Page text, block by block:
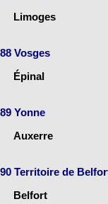
Limoges
88 Vosges
Épinal
89 Yonne
Auxerre
90 Territoire de
Belfort